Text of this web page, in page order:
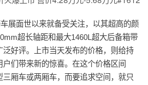
展面世以来就备受关注，以其超高的颜
超长轴距和最大1460L超大后备箱带
好评。上市当天发布的价格，则给持
们带来新的惊喜。在这个价格区间
厢车或两厢车，而要追求空间，就只